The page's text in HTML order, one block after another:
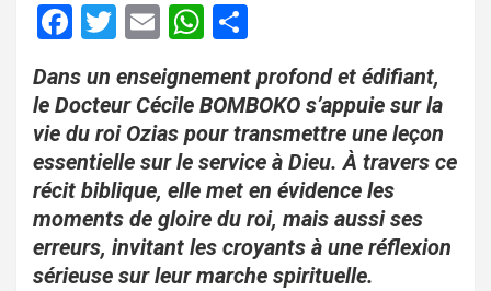
F
ce
b
o
o
k
T
tt
er
E
m
ail
W
at
s
A
p
p
ta
g
er
Dans un enseignement profond et édifiant,
le Docteur Cécile BOMBOKO s’appuie sur la
vie du roi Ozias pour transmettre une leçon
essentielle sur le service à Dieu. À travers ce
récit biblique, elle met en évidence les
moments de gloire du roi, mais aussi ses
erreurs, invitant les croyants à une réflexion
sérieuse sur leur marche spirituelle.